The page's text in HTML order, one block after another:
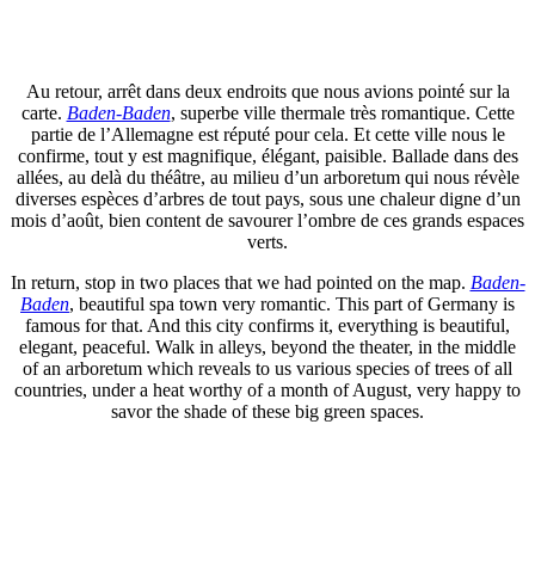
Au retour, arrêt dans deux endroits que nous avions pointé sur la
carte. Baden-Baden, superbe ville thermale très romantique. Cette
partie de l’Allemagne est réputé pour cela. Et cette ville nous le
confirme, tout y est magnifique, élégant, paisible. Ballade dans des
allées, au delà du théâtre, au milieu d’un arboretum qui nous révèle
diverses espèces d’arbres de tout pays, sous une chaleur digne d’un
mois d’août, bien content de savourer l’ombre de ces grands espaces
verts.
In return, stop in two places that we had pointed on the map. Baden-
Baden, beautiful spa town very romantic. This part of Germany is
famous for that. And this city confirms it, everything is beautiful,
elegant, peaceful. Walk in alleys, beyond the theater, in the middle
of an arboretum which reveals to us various species of trees of all
countries, under a heat worthy of a month of August, very happy to
savor the shade of these big green spaces.